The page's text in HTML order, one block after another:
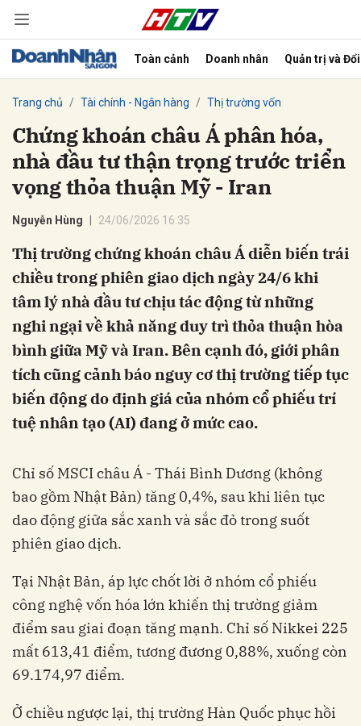
Toàn cảnh Doanh nhân Quản trị và
Trang chủ Tài chính - Ngân hàng Thị trường vốn
Chứng khoán châu Á phân hóa,
nhà đầu tư thận trọng trước triển
vọng thỏa thuận Mỹ - Iran
Nguyễn Hùng 24/06/2026 16:35
Thị trường chứng khoán châu Á diễn biến trái
chiều trong phiên giao dịch ngày 24/6 khi
tâm lý nhà đầu tư chịu tác động từ những
nghi ngại về khả năng duy trì thỏa thuận hòa
bình giữa Mỹ và Iran. Bên cạnh đó, giới phân
tích cũng cảnh báo nguy cơ thị trường tiếp tục
biến động do định giá của nhóm cổ phiếu trí
tuệ nhân tạo (AI) đang ở mức cao.
Chỉ số MSCI châu Á - Thái Bình Dương (không
bao gồm Nhật Bản) tăng 0,4%, sau khi liên tục
dao động giữa sắc xanh và sắc đỏ trong suốt
phiên giao dịch.
Tại Nhật Bản, áp lực chốt lời ở nhóm cổ phiếu
công nghệ vốn hóa lớn khiến thị trường giảm
điểm sau giai đoạn tăng mạnh. Chỉ số Nikkei 225
mất 613,41 điểm, tương đương 0,88%, xuống còn
69.174,97 điểm.
Ở chiều ngược lại, thị trường Hàn Quốc phục hồi
Hủy